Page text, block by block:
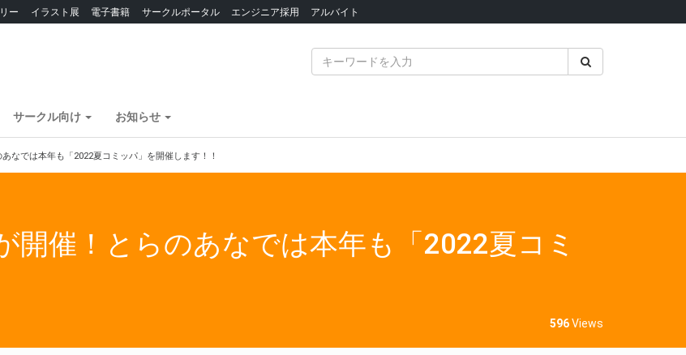
ー イラスト展 電子書籍 サークルポータル エンジニア採用 アルバイト
サークル向け お知らせ
なでは本年も「2022夏コミッパ」を開催します！！
催！とらのあなでは本年も「2022夏コミ
596Views